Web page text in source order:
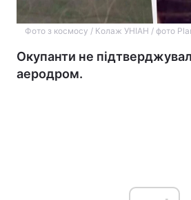
Фото з космосу / Колаж УНІАН / фото
Окупанти не
аеродром.